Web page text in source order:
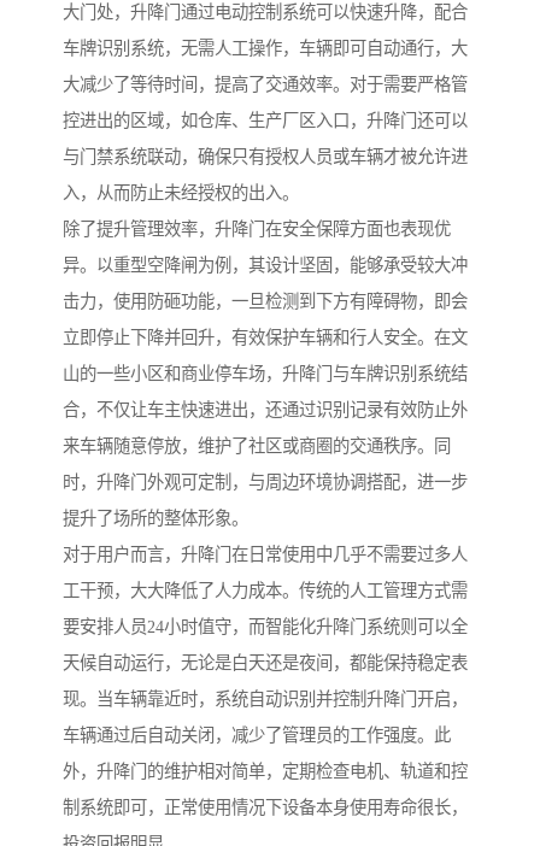
大门处，升降门通过电动控制系统可以快速升降，配合
车牌识别系统，无需人工操作，车辆即可自动通行，大
大减少了等待时间，提高了交通效率。对于需要严格管
控进出的区域，如仓库、生产厂区入口，升降门还可以
与门禁系统联动，确保只有授权人员或车辆才被允许进
入，从而防止未经授权的出入。
除了提升管理效率，升降门在安全保障方面也表现优
异。以重型空降闸为例，其设计坚固，能够承受较大冲
击力，使用防砸功能，一旦检测到下方有障碍物，即会
立即停止下降并回升，有效保护车辆和行人安全。在文
山的一些小区和商业停车场，升降门与车牌识别系统结
合，不仅让车主快速进出，还通过识别记录有效防止外
来车辆随意停放，维护了社区或商圈的交通秩序。同
时，升降门外观可定制，与周边环境协调搭配，进一步
提升了场所的整体形象。
对于用户而言，升降门在日常使用中几乎不需要过多人
工干预，大大降低了人力成本。传统的人工管理方式需
要安排人员24小时值守，而智能化升降门系统则可以全
天候自动运行，无论是白天还是夜间，都能保持稳定表
现。当车辆靠近时，系统自动识别并控制升降门开启，
车辆通过后自动关闭，减少了管理员的工作强度。此
外，升降门的维护相对简单，定期检查电机、轨道和控
制系统即可，正常使用情况下设备本身使用寿命很长，